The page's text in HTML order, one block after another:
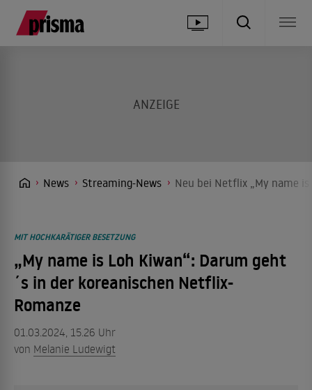
News Streaming-News Neu bei Netflix „My name
MIT HOCHKARÄTIGER BESETZUNG
„My name is Loh Kiwan“: Darum geht
´s in der koreanischen Netflix-
Romanze
01.03.2024, 15.26 Uhr
von Melanie Ludewigt